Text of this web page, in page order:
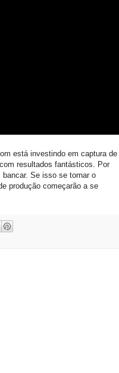
está investindo em captura de
resultados fantásticos. Por
Se isso se tornar o
produção começarão a se